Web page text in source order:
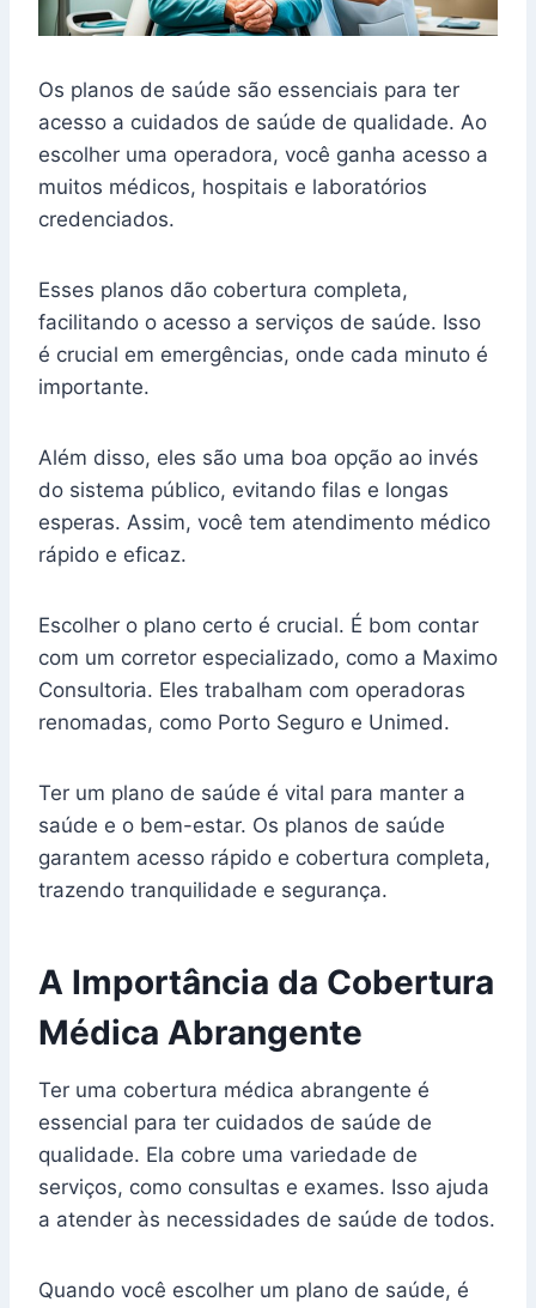
Os planos de saúde são essenciais para ter
acesso a cuidados de saúde de qualidade. Ao
escolher uma operadora, você ganha acesso a
muitos médicos, hospitais e laboratórios
credenciados.
Esses planos dão cobertura completa,
facilitando o acesso a serviços de saúde. Isso
é crucial em emergências, onde cada minuto é
importante.
Além disso, eles são uma boa opção ao invés
do sistema público, evitando filas e longas
esperas. Assim, você tem atendimento médico
rápido e eficaz.
Escolher o plano certo é crucial. É bom contar
com um corretor especializado, como a Maximo
Consultoria. Eles trabalham com operadoras
renomadas, como Porto Seguro e Unimed.
Ter um plano de saúde é vital para manter a
saúde e o bem-estar. Os planos de saúde
garantem acesso rápido e cobertura completa,
trazendo tranquilidade e segurança.
A Importância da Cobertura
Médica Abrangente
Ter uma cobertura médica abrangente é
essencial para ter cuidados de saúde de
qualidade. Ela cobre uma variedade de
serviços, como consultas e exames. Isso ajuda
a atender às necessidades de saúde de todos.
Quando você escolher um plano de saúde, é